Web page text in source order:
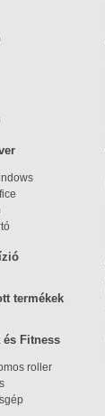
termékek
és Fitness
roller